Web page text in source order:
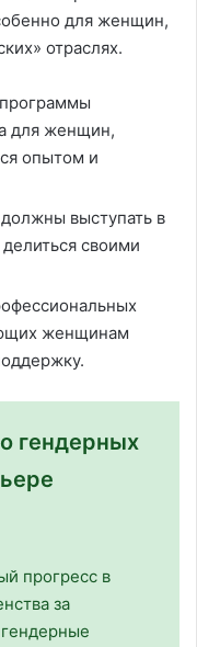
для женщин,
отраслях.
для женщин,
опытом и
выступать в
своими
женщинам
гендерных
прогресс в
за